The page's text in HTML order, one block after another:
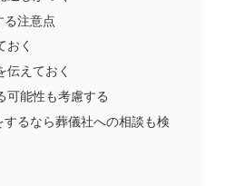
る注意点
おく
伝えておく
可能性も考慮する
るなら葬儀社への相談も検